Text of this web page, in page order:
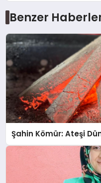
Benzer
Şahin Kömür: Ateşi